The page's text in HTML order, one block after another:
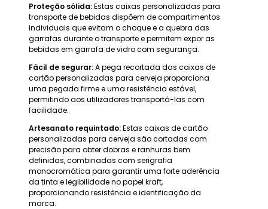
Proteção sólida:Estas caixas personalizadas para
transporte de bebidas dispõem de compartimentos
individuais que evitam o choque e a quebra das
garrafas durante o transporte e permitem expor as
bebidas em garrafa de vidro com segurança.
Fácil de segurar:A pega recortada das caixas de
cartão personalizadas para cerveja proporciona
uma pegada firme e uma resistência estável,
permitindo aos utilizadores transportá-las com
facilidade.
Artesanato requintado:Estas caixas de cartão
personalizadas para cerveja são cortadas com
precisão para obter dobras e ranhuras bem
definidas, combinadas com serigrafia
monocromática para garantir uma forte aderência
da tinta e legibilidade no papel kraft,
proporcionando resistência e identificação da
marca.